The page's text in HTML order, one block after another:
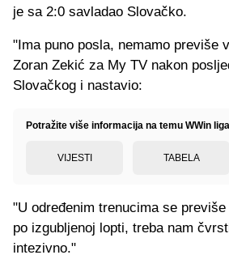
je sa 2:0 savladao Slovačko.
"Ima puno posla, nemamo previše
Zoran Zekić za My TV nakon
Slovačkog i nastavio:
Potražite više informacija na temu WWin
VIJESTI TABELA
"U određenim trenucima se
po izgubljenoj lopti, treba nam
intezivno."